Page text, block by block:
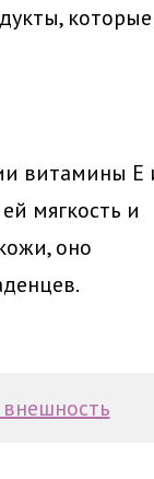
которые
витамины Е
мягкость и
оно